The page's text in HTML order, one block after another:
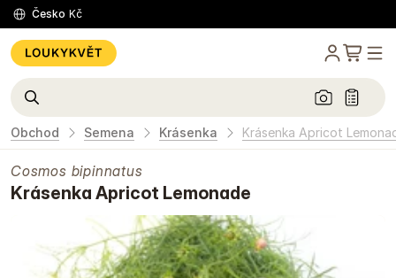
Česko Kč
Obchod Semena Krásenka Krásenka Apricot
Cosmos bipinnatus
Krásenka Apricot Lemonade